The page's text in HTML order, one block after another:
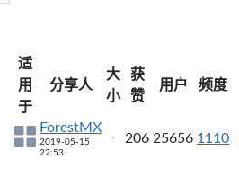
适
用
于
分享人
大
小
获
赞
用户 频度
ForestMX
2019-05-15
22:53
206 25656 1110